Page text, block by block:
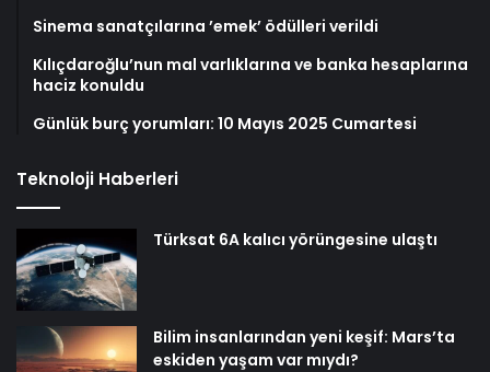
Sinema sanatçılarına ’emek’ ödülleri verildi
Kılıçdaroğlu’nun mal varlıklarına ve banka hesaplarına
haciz konuldu
Günlük burç yorumları: 10 Mayıs 2025 Cumartesi
Teknoloji Haberleri
Türksat 6A kalıcı yörüngesine ulaştı
Bilim insanlarından yeni keşif: Mars’ta
eskiden yaşam var mıydı?